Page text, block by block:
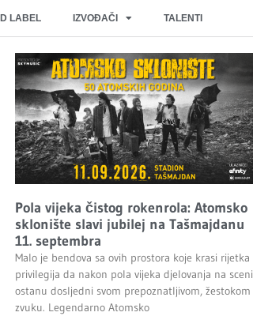
LABEL IZVOĐAČI TALENTI
Pola vijeka čistog rokenrola: Atomsko
sklonište slavi jubilej na Tašmajdanu
11. septembra
Malo je bendova sa ovih prostora koje krasi rijetka
privilegija da nakon pola vijeka djelovanja na sceni
ostanu dosljedni svom prepoznatljivom, žestokom
zvuku. Legendarno Atomsko